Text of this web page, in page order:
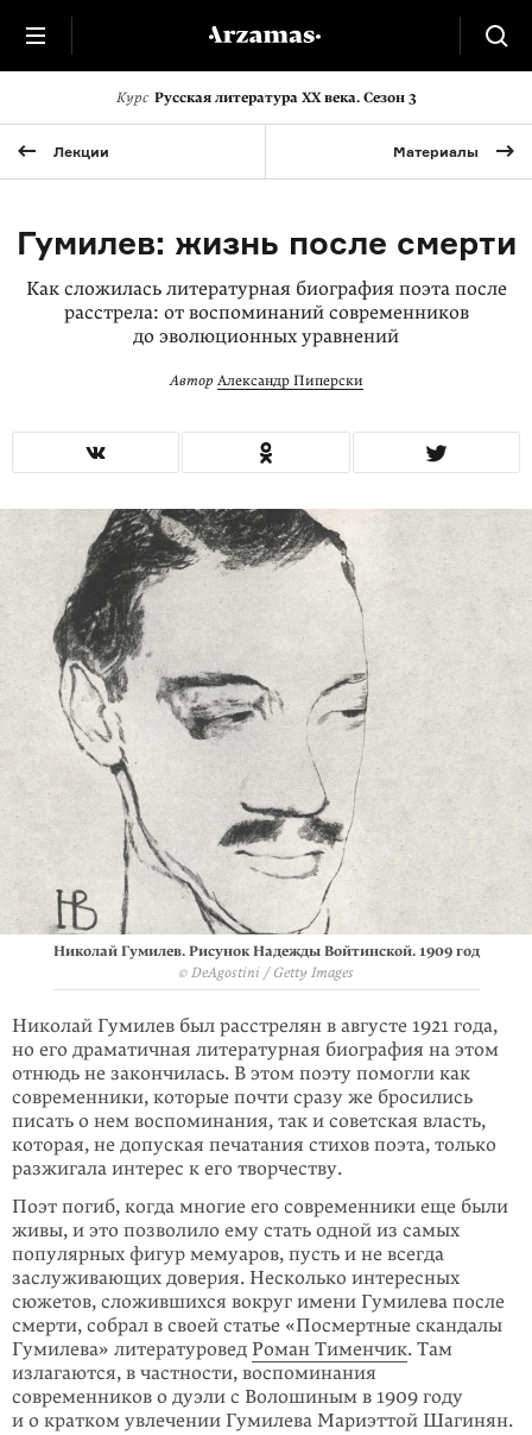
Курс Русская литература XX века. Сезон 3
Лекции Материалы
Гумилев: жизнь после смерти
Как сложилась литературная биография поэта после
расстрела: от воспоминаний современников
до эволюционных уравнений
Автор Александр Пиперски
Николай Гумилев. Рисунок Надежды Войтинской. 1909 год
© DeAgostini / Getty Images
Николай Гумилев был расстрелян в августе 1921 года,
но его драматичная литературная биография на этом
отнюдь не закончилась. В этом поэту помогли как
современники, которые почти сразу же бросились
писать о нем воспоминания, так и советская власть,
которая, не допуская печатания стихов поэта, только
разжигала интерес к его творчеству.
Поэт погиб, когда многие его современники еще были
живы, и это позволило ему стать одной из самых
популярных фигур мемуаров, пусть и не всегда
заслуживающих доверия. Несколько интересных
сюжетов, сложившихся вокруг имени Гумилева после
смерти, собрал в своей статье «Посмертные скандалы
Гумилева» литературовед Роман Тименчик. Там
излагаются, в частности, воспоминания
современников о дуэли с Волошиным в 1909 году
и о кратком увлечении Гумилева Мариэттой Шагинян.